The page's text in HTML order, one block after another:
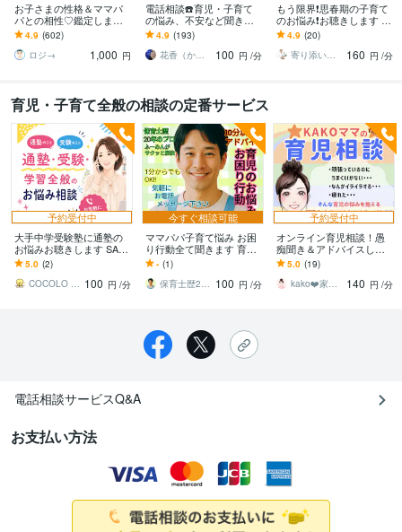
お子さまの性格＆ママパ
パとの相性♡鑑定します
子育って大変！でも、マ
マ◎パパ◎に知っておい
てほしいこと☆彡
4.9 (602)
ロジ→
1,000 円
電話相談☎️育児・子育て
の悩み、不安など聞きま
す ✅勉強/習い事/しつけ/
健康/発達/ママ友/解決に導
きます！
4.9 (193)
花香（かこ）
100 円 /分
もう限界❗️思春期の子育て
のお悩み❗️お聴きします 中
学校教師が思春期の子育
てのお悩みを聴きます❗️
4.9 (20)
寄り添い教師カウンセラー Qooちー
160 円 /分
育児・子育て全般の相談の定番サービス
予約受付中
大手中学受験塾に通塾の
お悩みお聴きします SAPI
Xママ経験者が通塾、受験
全般のお悩みにお答えし
ます
5.0 (2)
COCOLO こころ先生の個別指導室 100 円 /分
今すぐ相談可能
ママパパ子育て悩み お困
り行動全て聞きます 育児
しつけ 端的に解決策 具体
例 即実践 声かけ 手立て
- (1)
保育士歴20年のプロ 何でも聞くふーみん 100 円 /分
予約受付中
オンライン育児相談！愚
痴聞き＆アドバイスしま
す 子育ての悩み何でもOK
☆学業/虐待/発達/携帯/習
い事/受験
5.0 (19)
kako❤️家庭作業療法士☆ママに笑顔を
140 円 /分
電話相談サービスQ&A
お支払い方法